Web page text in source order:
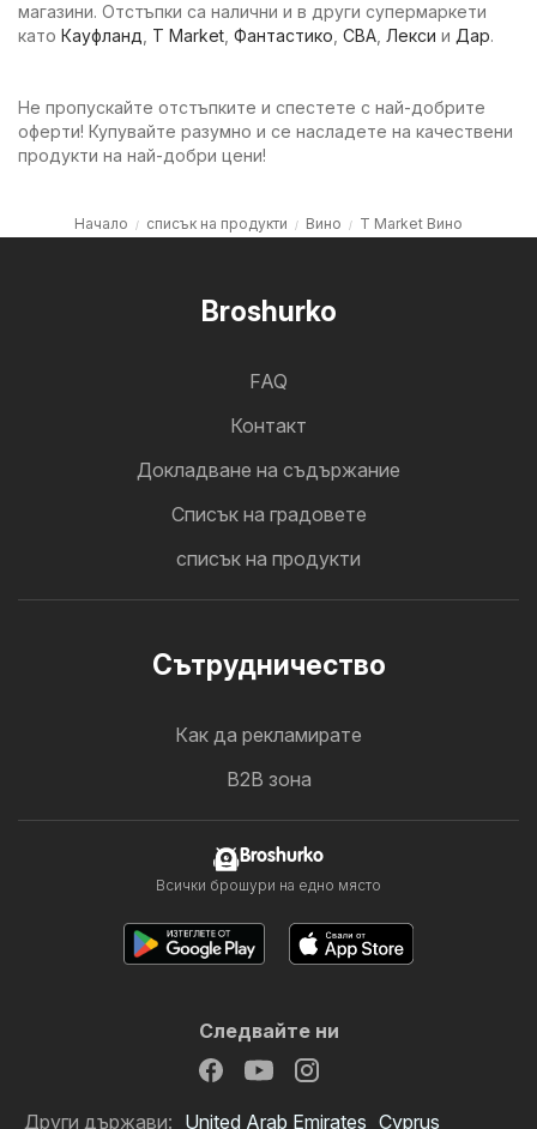
магазини. Отстъпки са налични и в други супермаркети
като Кауфланд, T Market, Фантастико, CBA, Лекси и Дар.
Не пропускайте отстъпките и спестете с най-добрите
оферти! Купувайте разумно и се насладете на качествени
продукти на най-добри цени!
Начало списък на продукти Вино T Market Вино
Broshurko
FAQ
Контакт
Докладване на съдържание
Cписък на градовете
списък на продукти
Cътрудничество
Как да рекламирате
B2B зона
Broshurko
Всички брошури на едно място
Следвайте ни
Други държави: United Arab Emirates Cyprus